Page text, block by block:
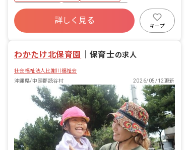
等感染予防休暇 ■慰霊の日休暇 ■生理休
暇 ■在宅勤務時の養育・介護可能措置 ※
お子様の体調不良や行事による遅刻・早
退・欠勤の相談も可
社会福祉法人
ボーナス・賞与あり
社会保険完備
有給
福利厚生充実
詳しく見る
キープ
わかたけ北保育園 保育士の求人
社会福祉法人比謝川福祉会
沖縄県/中頭郡読谷村
2026/05/12更新